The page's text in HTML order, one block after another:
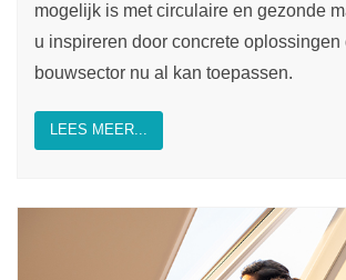
mogelijk is met circulaire en gezonde
u inspireren door concrete oplossingen
bouwsector nu al kan toepassen.
LEES MEER...